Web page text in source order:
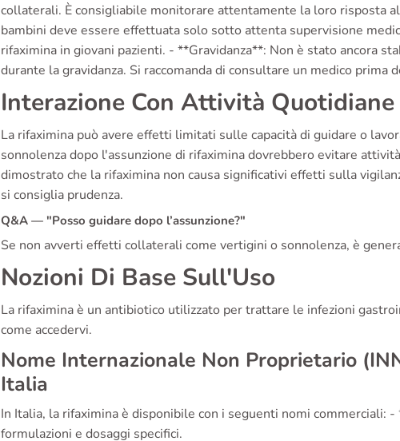
collaterali. È consigliabile monitorare attentamente la loro risposta
bambini deve essere effettuata solo sotto attenta supervisione
rifaximina in giovani pazienti. - **Gravidanza**: Non è stato ancora
durante la gravidanza. Si raccomanda di consultare un medico prima
Interazione Con Attività Quotidiane
La rifaximina può avere effetti limitati sulle capacità di guidare o
sonnolenza dopo l'assunzione di rifaximina dovrebbero evitare
dimostrato che la rifaximina non causa significativi effetti sulla
si consiglia prudenza.
Q&A — "Posso guidare dopo l’assunzione?"
Se non avverti effetti collaterali come vertigini o sonnolenza, è
Nozioni Di Base Sull'Uso
La rifaximina è un antibiotico utilizzato per trattare le infezioni
come accedervi.
Nome Internazionale Non Proprietario
Italia
In Italia, la rifaximina è disponibile con i seguenti nomi commerciali:
formulazioni e dosaggi specifici.